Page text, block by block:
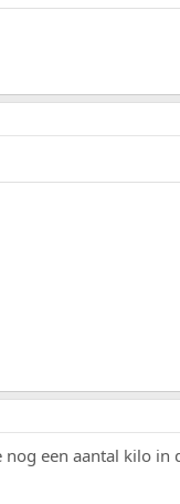
een aantal kilo